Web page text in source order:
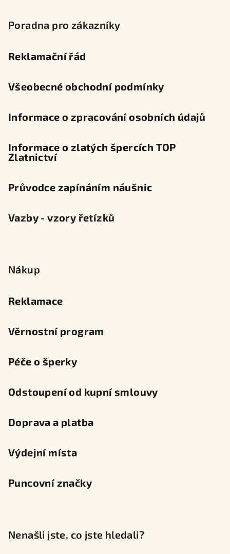
Poradna pro zákazníky
Reklamační řád
Všeobecné obchodní podmínky
Informace o zpracování osobních údajů
Informace o zlatých špercích TOP
Zlatnictví
Průvodce zapínáním náušnic
Vazby - vzory řetízků
Nákup
Reklamace
Věrnostní program
Péče o šperky
Odstoupení od kupní smlouvy
Doprava a platba
Výdejní místa
Puncovní značky
Nenašli jste, co jste hledali?